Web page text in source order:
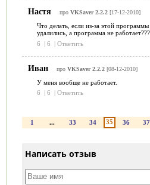
Настя про VKSaver 2.2.2[17-12-2010]
Что делать, если из-за этой программы
удалились, а программа не
6
| 6 | Ответить
Иван про VKSaver 2.2.2[08-12-2010]
У меня вообще не работает.
6
| 6 | Ответить
1 ... 33 34 35 36 37
Написать отзыв